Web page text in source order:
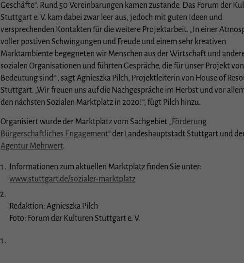
Geschäfte“. Rund 50 Vereinbarungen kamen zustande. Das Forum der
Stuttgart e. V. kam dabei zwar leer aus, jedoch mit guten Ideen und
versprechenden Kontakten für die weitere Projektarbeit. „In einer
voller postiven Schwingungen und Freude und einem sehr kreativen
Marktambiente begegneten wir Menschen aus der Wirtschaft und
sozialen Organisationen und führten Gespräche, die für unser Projekt von
Bedeutung sind“ , sagt Agnieszka Pilch, Projektleiterin von House of
Stuttgart. „Wir freuen uns auf die Nachgespräche im Herbst und vor
den nächsten Sozialen Marktplatz in 2020!“, fügt Pilch hinzu.
Organisiert wurde der Marktplatz vom Sachgebiet „Förderung
Bürgerschaftliches Engagement“ der Landeshauptstadt Stuttgart und
Agentur Mehrwert.
Informationen zum aktuellen Marktplatz finden Sie unter:
www.stuttgart.de/sozialer-marktplatz
Redaktion: Agnieszka Pilch
Foto: Forum der Kulturen Stuttgart e. V.
Cookie-Informationen anzeigen
Statistiken (1)
Statistik Cookies erfassen Informationen anonym. Diese Informationen helfen uns zu verstehen,
unsere Besucher unsere Website nutzen.
Cookie-Informationen anzeigen
Externe Medien (3)
Inhalte von Videoplattformen und Social-Media-Plattformen werden standardmäßig blockiert.
Einwilligung mehr.
Cookie-Informationen anzeigen